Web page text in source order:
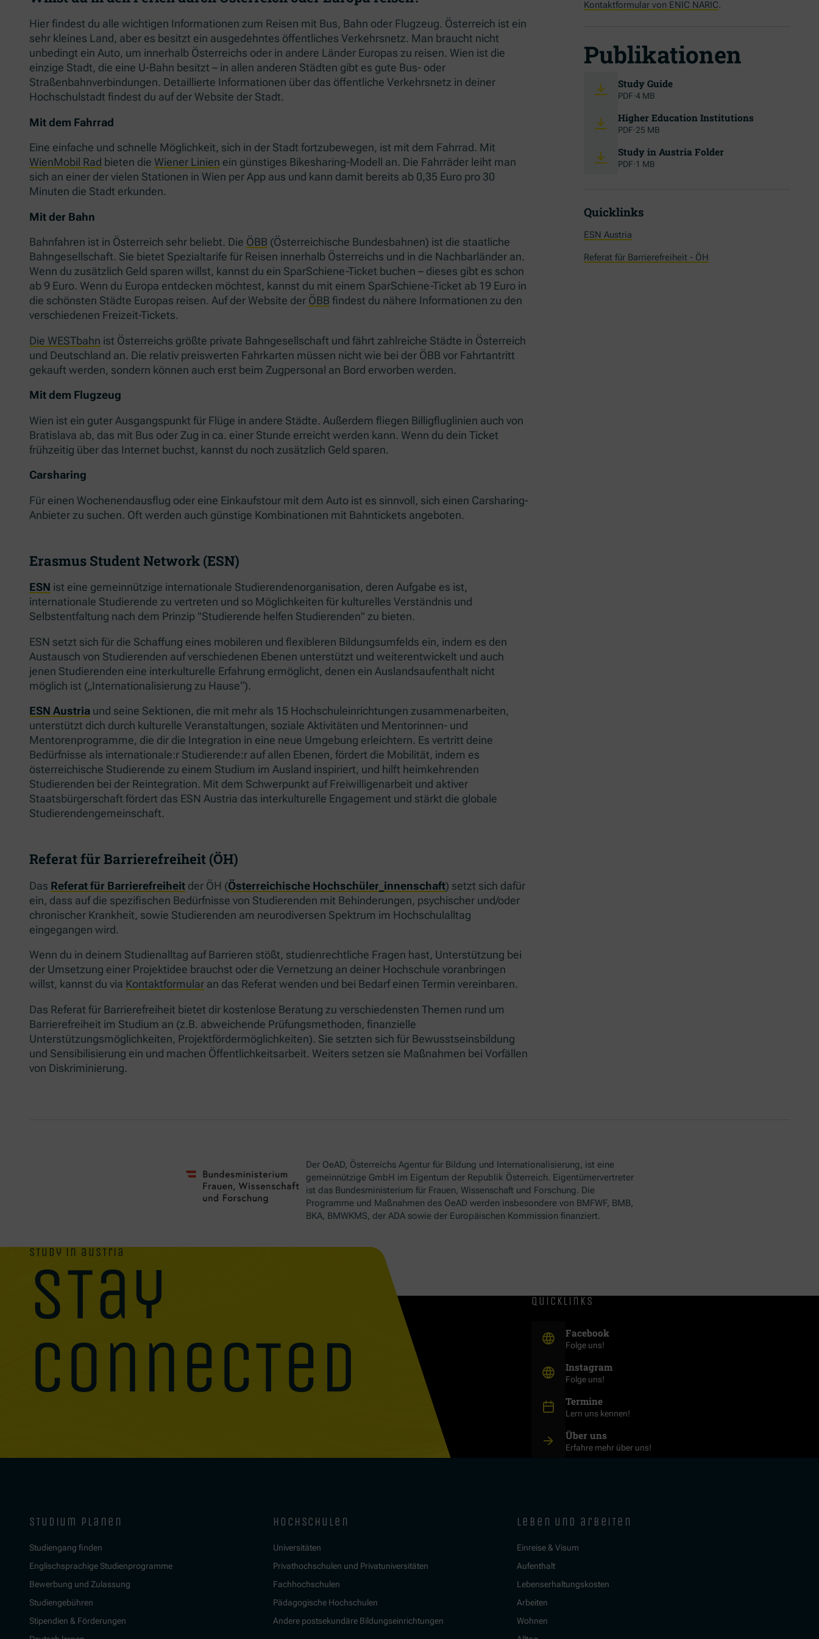
Hier findest du alle wichtigen Informationen zum Reisen mit Bus, Bahn oder Flugzeug. Österreich ist ein
sehr kleines Land, aber es besitzt ein ausgedehntes öffentliches Verkehrsnetz. Man braucht nicht
unbedingt ein Auto, um innerhalb Österreichs oder in andere Länder Europas zu reisen. Wien ist die
einzige Stadt, die eine U-Bahn besitzt – in allen anderen Städten gibt es gute Bus- oder
Straßenbahnverbindungen. Detaillierte Informationen über das öffentliche Verkehrsnetz in deiner
Hochschulstadt findest du auf der Website der Stadt.
Mit dem Fahrrad
Eine einfache und schnelle Möglichkeit, sich in der Stadt fortzubewegen, ist mit dem Fahrrad. Mit
WienMobil Rad bieten die Wiener Linien ein günstiges Bikesharing-Modell an. Die Fahrräder leiht man
sich an einer der vielen Stationen in Wien per App aus und kann damit bereits ab 0,35 Euro pro 30
Minuten die Stadt erkunden.
Mit der Bahn
Bahnfahren ist in Österreich sehr beliebt. Die ÖBB (Österreichische Bundesbahnen) ist die staatliche
Bahngesellschaft. Sie bietet Spezialtarife für Reisen innerhalb Österreichs und in die Nachbarländer an.
Wenn du zusätzlich Geld sparen willst, kannst du ein SparSchiene-Ticket buchen – dieses gibt es schon
ab 9 Euro. Wenn du Europa entdecken möchtest, kannst du mit einem SparSchiene-Ticket ab 19 Euro in
die schönsten Städte Europas reisen. Auf der Website der ÖBB findest du nähere Informationen zu den
verschiedenen Freizeit-Tickets.
Die WESTbahn ist Österreichs größte private Bahngesellschaft und fährt zahlreiche Städte in Österreich
und Deutschland an. Die relativ preiswerten Fahrkarten müssen nicht wie bei der ÖBB vor Fahrtantritt
gekauft werden, sondern können auch erst beim Zugpersonal an Bord erworben werden.
Mit dem Flugzeug
Wien ist ein guter Ausgangspunkt für Flüge in andere Städte. Außerdem fliegen Billigfluglinien auch von
Bratislava ab, das mit Bus oder Zug in ca. einer Stunde erreicht werden kann. Wenn du dein Ticket
frühzeitig über das Internet buchst, kannst du noch zusätzlich Geld sparen.
Carsharing
Für einen Wochenendausflug oder eine Einkaufstour mit dem Auto ist es sinnvoll, sich einen Carsharing-
Anbieter zu suchen. Oft werden auch günstige Kombinationen mit Bahntickets angeboten.
Erasmus Student Network (ESN)
ESN ist eine gemeinnützige internationale Studierendenorganisation, deren Aufgabe es ist,
internationale Studierende zu vertreten und so Möglichkeiten für kulturelles Verständnis und
Selbstentfaltung nach dem Prinzip "Studierende helfen Studierenden" zu bieten.
ESN setzt sich für die Schaffung eines mobileren und flexibleren Bildungsumfelds ein, indem es den
Austausch von Studierenden auf verschiedenen Ebenen unterstützt und weiterentwickelt und auch
jenen Studierenden eine interkulturelle Erfahrung ermöglicht, denen ein Auslandsaufenthalt nicht
möglich ist („Internationalisierung zu Hause“).
ESN Austria und seine Sektionen, die mit mehr als 15 Hochschuleinrichtungen zusammenarbeiten,
unterstützt dich durch kulturelle Veranstaltungen, soziale Aktivitäten und Mentorinnen- und
Mentorenprogramme, die dir die Integration in eine neue Umgebung erleichtern. Es vertritt deine
Bedürfnisse als internationale:r Studierende:r auf allen Ebenen, fördert die Mobilität, indem es
österreichische Studierende zu einem Studium im Ausland inspiriert, und hilft heimkehrenden
Studierenden bei der Reintegration. Mit dem Schwerpunkt auf Freiwilligenarbeit und aktiver
Staatsbürgerschaft fördert das ESN Austria das interkulturelle Engagement und stärkt die globale
Studierendengemeinschaft.
Referat für Barrierefreiheit (ÖH)
Das Referat für Barrierefreiheit der ÖH (Österreichische Hochschüler_innenschaft) setzt sich dafür
ein, dass auf die spezifischen Bedürfnisse von Studierenden mit Behinderungen, psychischer und/oder
chronischer Krankheit, sowie Studierenden am neurodiversen Spektrum im Hochschulalltag
eingegangen wird.
Wenn du in deinem Studienalltag auf Barrieren stößt, studienrechtliche Fragen hast, Unterstützung bei
der Umsetzung einer Projektidee brauchst oder die Vernetzung an deiner Hochschule voranbringen
willst, kannst du via Kontaktformular an das Referat wenden und bei Bedarf einen Termin vereinbaren.
Das Referat für Barrierefreiheit bietet dir kostenlose Beratung zu verschiedensten Themen rund um
Barrierefreiheit im Studium an (z.B. abweichende Prüfungsmethoden, finanzielle
Unterstützungsmöglichkeiten, Projektfördermöglichkeiten). Sie setzten sich für Bewusstseinsbildung
und Sensibilisierung ein und machen Öffentlichkeitsarbeit. Weiters setzen sie Maßnahmen bei Vorfällen
von Diskriminierung.
Kontaktformular von ENIC NARIC.
Publikationen
Study Guide(Öffnet in neuem Fenster)
PDF·4 MB
Higher Education Institutions(Öffnet in
PDF·25 MB
Study in Austria Folder(Öffnet in neuem
PDF·1 MB
Quicklinks
ESN Austria
Referat für Barrierefreiheit - ÖH
Der OeAD, Österreichs Agentur für Bildung und Internationalisierung, ist eine
gemeinnützige GmbH im Eigentum der Republik Österreich. Eigentümervertreter
ist das Bundesministerium für Frauen, Wissenschaft und Forschung. Die
Programme und Maßnahmen des OeAD werden insbesondere von BMFWF, BMB,
BKA, BMWKMS, der ADA sowie der Europäischen Kommission finanziert.
study in austria
stay
connected
quicklinks
Facebook
Folge uns!
Instagram
Folge uns!
Termine
Lern uns kennen!
Über uns
Erfahre mehr über uns!
studium planen
Studiengang finden
Englischsprachige Studienprogramme
Bewerbung und Zulassung
Studiengebühren
Stipendien & Förderungen
hochschulen
Universitäten
Privathochschulen und Privatuniversitäten
Fachhochschulen
Pädagogische Hochschulen
Andere postsekundäre Bildungseinrichtungen
leben und arbeiten
Einreise & Visum
Aufenthalt
Lebenserhaltungskosten
Arbeiten
Wohnen